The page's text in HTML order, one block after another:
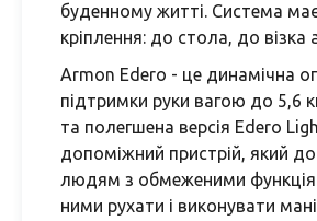
буденному житті. Система
кріплення: до стола, до візка
Armon Edero - це динамічна
підтримки руки вагою до 5,6
та полегшена версія Edero
допоміжний пристрій, який
людям з обмеженими
ними рухати і виконувати